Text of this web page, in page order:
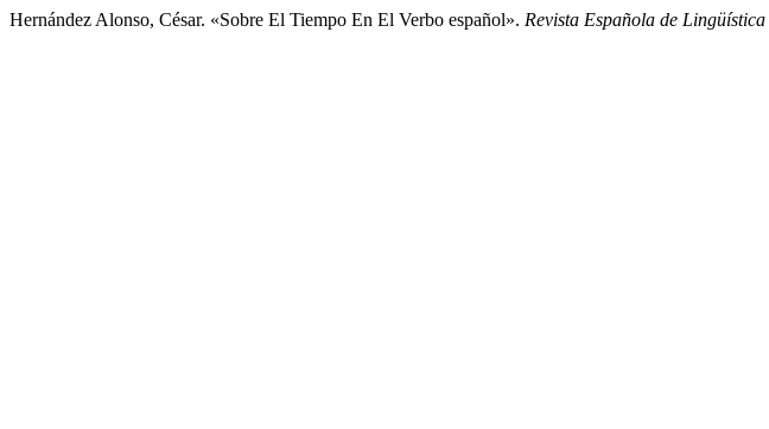
Hernández Alonso, César. «Sobre El Tiempo En El Verbo español». Revista Española de Lingüística